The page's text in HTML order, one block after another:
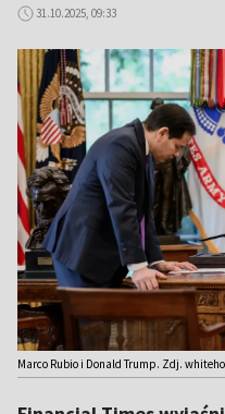
31.10.2025, 09:33
Marco Rubio i Donald Trump. Zdj.